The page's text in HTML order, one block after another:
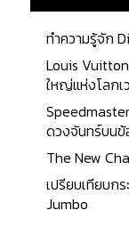
ทำความรู้จัก
Louis
ใหญ่แห่งโลกเ
ดวงจันทร์บน
The New
เปรียบเทียบก
Jumbo